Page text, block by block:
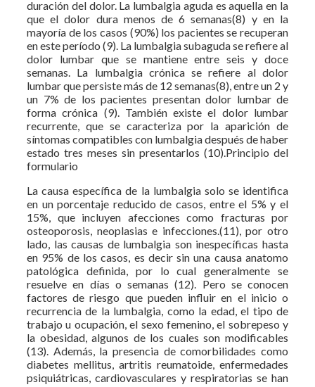
duración del dolor. La lumbalgia aguda es aquella en la
que el dolor dura menos de 6 semanas(8) y en la
mayoría de los casos (90%) los pacientes se recuperan
en este período (9). La lumbalgia subaguda se refiere al
dolor lumbar que se mantiene entre seis y doce
semanas. La lumbalgia crónica se refiere al dolor
lumbar que persiste más de 12 semanas(8), entre un 2 y
un 7% de los pacientes presentan dolor lumbar de
forma crónica (9). También existe el dolor lumbar
recurrente, que se caracteriza por la aparición de
síntomas compatibles con lumbalgia después de haber
estado tres meses sin presentarlos (10).Principio del
formulario
La causa específica de la lumbalgia solo se identifica
en un porcentaje reducido de casos, entre el 5% y el
15%, que incluyen afecciones como fracturas por
osteoporosis, neoplasias e infecciones.(11), por otro
lado, las causas de lumbalgia son inespecíficas hasta
en 95% de los casos, es decir sin una causa anatomo
patológica definida, por lo cual generalmente se
resuelve en días o semanas (12). Pero se conocen
factores de riesgo que pueden influir en el inicio o
recurrencia de la lumbalgia, como la edad, el tipo de
trabajo u ocupación, el sexo femenino, el sobrepeso y
la obesidad, algunos de los cuales son modificables
(13). Además, la presencia de comorbilidades como
diabetes mellitus, artritis reumatoide, enfermedades
psiquiátricas, cardiovasculares y respiratorias se han